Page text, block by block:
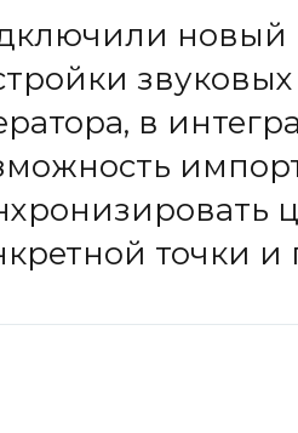
новый
в
точки и